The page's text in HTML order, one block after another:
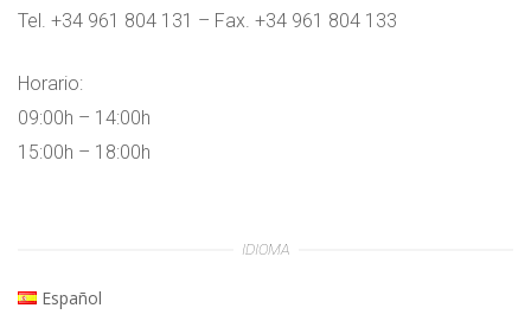
Tel. +34 961 804 131 – Fax. +34 961 804 133
Horario:
09:00h – 14:00h
15:00h – 18:00h
IDIOMA
Español